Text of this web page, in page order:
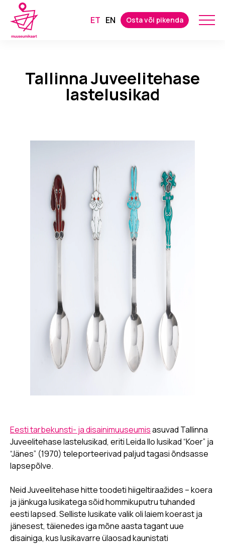
ET EN Osta või pikenda
Tallinna Juveelitehase
lastelusikad
Eesti tarbekunsti- ja disainimuuseumisasuvad Tallinna
Juveelitehase lastelusikad, eriti Leida Ilo lusikad “Koer” ja
“Jänes” (1970) teleporteerivad paljud tagasi õndsasse
lapsepõlve.
Neid Juveelitehase hitte toodeti hiigeltiraažides – koera
ja jänkuga lusikatega sõid hommikuputru tuhanded
eesti lapsed. Selliste lusikate valik oli laiem koerast ja
jänesest, täienedes iga mõne aasta tagant uue
disainiga, kus lusikavarre ülaosad kaunistati